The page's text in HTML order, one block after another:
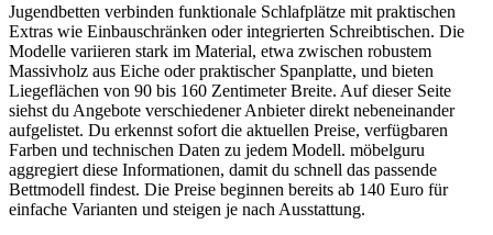
Jugendbetten verbinden funktionale Schlafplätze mit praktischen
Extras wie Einbauschränken oder integrierten Schreibtischen. Die
Modelle variieren stark im Material, etwa zwischen robustem
Massivholz aus Eiche oder praktischer Spanplatte, und bieten
Liegeflächen von 90 bis 160 Zentimeter Breite. Auf dieser Seite
siehst du Angebote verschiedener Anbieter direkt nebeneinander
aufgelistet. Du erkennst sofort die aktuellen Preise, verfügbaren
Farben und technischen Daten zu jedem Modell. möbelguru
aggregiert diese Informationen, damit du schnell das passende
Bettmodell findest. Die Preise beginnen bereits ab 140 Euro für
einfache Varianten und steigen je nach Ausstattung.